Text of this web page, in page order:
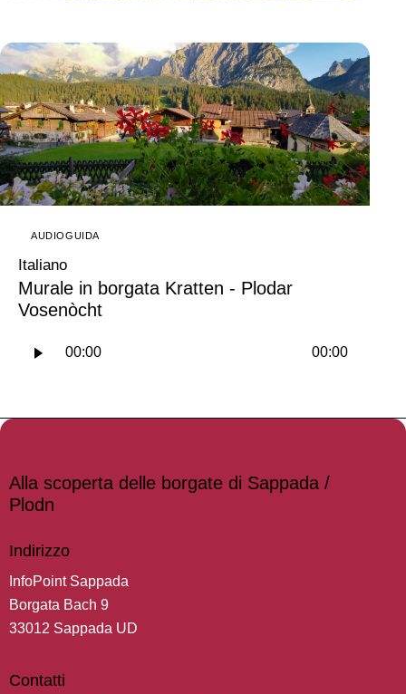
AUDIOGUIDA
Italiano
Murale in borgata Kratten - Plodar
Vosenòcht
00:00 00:00
Alla scoperta delle borgate di Sappada /
Plodn
Indirizzo
InfoPoint Sappada
Borgata Bach 9
33012 Sappada UD
Contatti